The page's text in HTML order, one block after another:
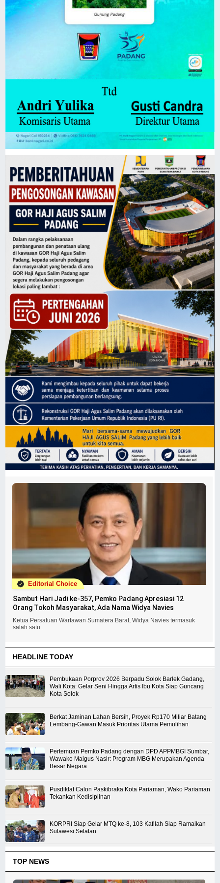
Editorial Choice
Sambut Hari Jadi ke-357, Pemko Padang Apresiasi 12
Orang Tokoh Masyarakat, Ada Nama Widya Navies
Ketua Persatuan Wartawan Sumatera Barat, Widya Navies termasuk
salah satu...
HEADLINE TODAY
Pembukaan Porprov 2026 Berpadu Solok Barlek Gadang,
Wali Kota: Gelar Seni Hingga Artis Ibu Kota Siap Guncang
Kota Solok
Berkat Jaminan Lahan Bersih, Proyek Rp170 Miliar Batang
Lembang-Gawan Masuk Prioritas Utama Pemulihan
Pertemuan Pemko Padang dengan DPD APPMBGI Sumbar,
Wawako Maigus Nasir: Program MBG Merupakan Agenda
Besar Negara
Pusdiklat Calon Paskibraka Kota Pariaman, Wako Pariaman
Tekankan Kedisiplinan
KORPRI Siap Gelar MTQ ke-8, 103 Kafilah Siap Ramaikan
Sulawesi Selatan
TOP NEWS